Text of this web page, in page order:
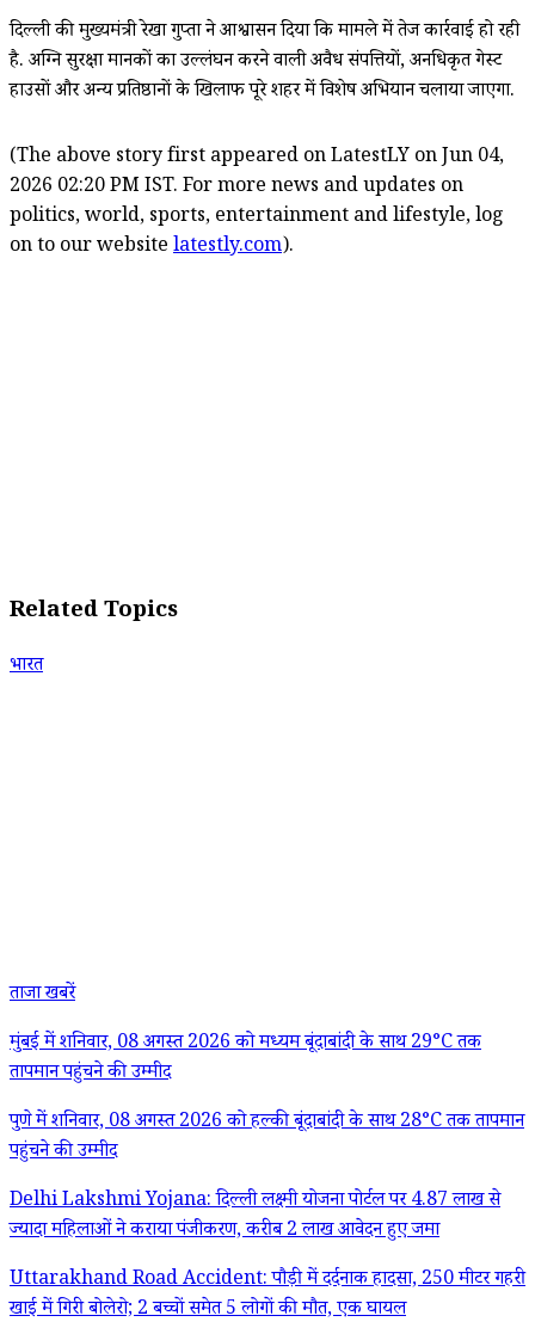
दिल्ली की मुख्यमंत्री रेखा गुप्ता ने आश्वासन दिया कि मामले में तेज कार्रवाई हो रही
है. अग्नि सुरक्षा मानकों का उल्लंघन करने वाली अवैध संपत्तियों, अनधिकृत गेस्ट
हाउसों और अन्य प्रतिष्ठानों के खिलाफ पूरे शहर में विशेष अभियान चलाया जाएगा.
(The above story first appeared on LatestLY on Jun 04,
2026 02:20 PM IST. For more news and updates on
politics, world, sports, entertainment and lifestyle, log
on to our website latestly.com).
Related Topics
भारत
ताजा खबरें
मुंबई में शनिवार, 08 अगस्त 2026 को मध्यम बूंदाबांदी के साथ 29°C तक
तापमान पहुंचने की उम्मीद
पुणे में शनिवार, 08 अगस्त 2026 को हल्की बूंदाबांदी के साथ 28°C तक तापमान
पहुंचने की उम्मीद
Delhi Lakshmi Yojana: दिल्ली लक्ष्मी योजना पोर्टल पर 4.87 लाख से
ज्यादा महिलाओं ने कराया पंजीकरण, करीब 2 लाख आवेदन हुए जमा
Uttarakhand Road Accident: पौड़ी में दर्दनाक हादसा, 250 मीटर गहरी
खाई में गिरी बोलेरो; 2 बच्चों समेत 5 लोगों की मौत, एक घायल